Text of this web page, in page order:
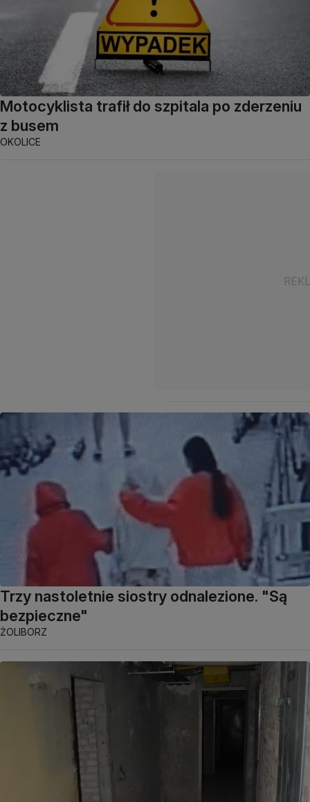
Motocyklista trafił do szpitala po zderzeniu
z busem
OKOLICE
Trzy nastoletnie siostry odnalezione. "Są
bezpieczne"
ŻOLIBORZ